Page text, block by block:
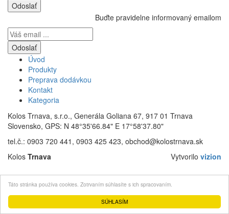
SÚHLASÍM
Táto stránka používa cookies. Zotrvaním súhlasíte s ich spracovaním.
Buďte pravidelne informovaný emailom
Úvod
Produkty
Preprava dodávkou
Kontakt
Kategoria
Kolos Trnava, s.r.o., Generála Goliana 67, 917 01 Trnava
Slovensko, GPS: N 48°35'66.84" E 17°58'37.80"
tel.č.: 0903 720 441, 0903 425 423, obchod@kolostrnava.sk
Kolos Trnava Vytvorilo vizion